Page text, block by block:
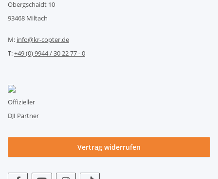
Obergschaidt 10
93468 Miltach
M: info@kr-copter.de
T:+49 (0) 9944 / 30 22 77 - 0
Offizieller
DJI Partner
Vertrag widerrufen